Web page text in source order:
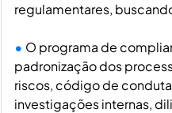
regulamentares,
O programa de
padronização dos
riscos, código de
investigações internas,